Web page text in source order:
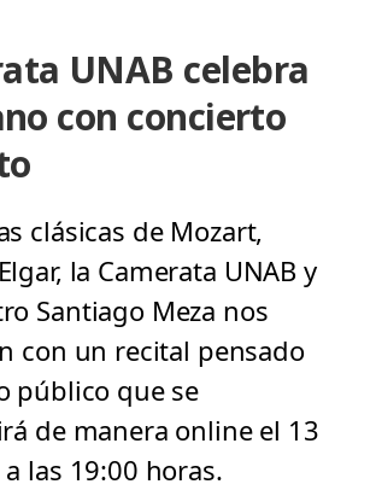
UNAB celebra
con concierto
clásicas de Mozart,
la Camerata UNAB y
Santiago Meza nos
con un recital pensado
público que se
de manera online el 13
las 19:00 horas.